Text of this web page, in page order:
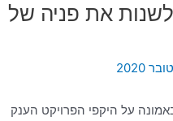
את פניה של
על היקפי הפרויקט הענק